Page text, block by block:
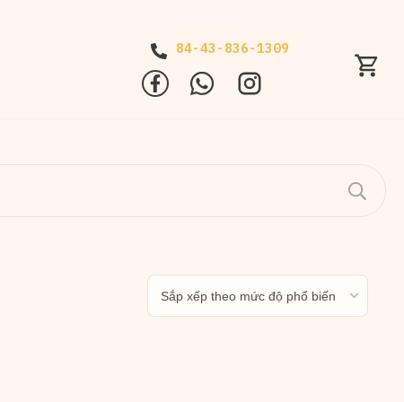
84-43-836-1309